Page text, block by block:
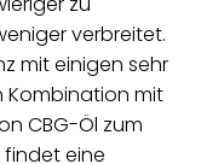
verbreitet.
mit einigen sehr
Kombination mit
CBG-Öl zum
findet eine